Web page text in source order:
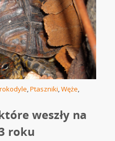
,Ptaszniki,Węże,
weszły na
roku